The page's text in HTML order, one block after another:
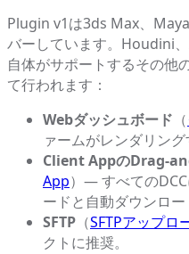
Plugin v1は3ds Max、
バーしています。Houdini
自体がサポートするその他
て行われます：
Webダッシュボード （
ァームがレンダリング
Client AppのDrag-
App）— すべての
ードと自動ダウンロー
SFTP （SFTPアップロ
クトに推奨。